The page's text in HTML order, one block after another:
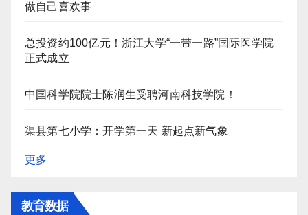
做自己喜欢事
总投资约100亿元！浙江大学“一带一路”国际医学院
正式成立
中国科学院院士陈润生受聘河南科技学院！
渠县第七小学：开学第一天 新起点新气象
更多
教育数据